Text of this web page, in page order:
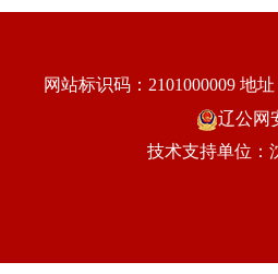
网站标识码：2101000009 地址
辽公网
技术支持单位：